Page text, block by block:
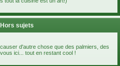
sujets
d'autre chose que des palmiers, des
ici... tout en restant cool !